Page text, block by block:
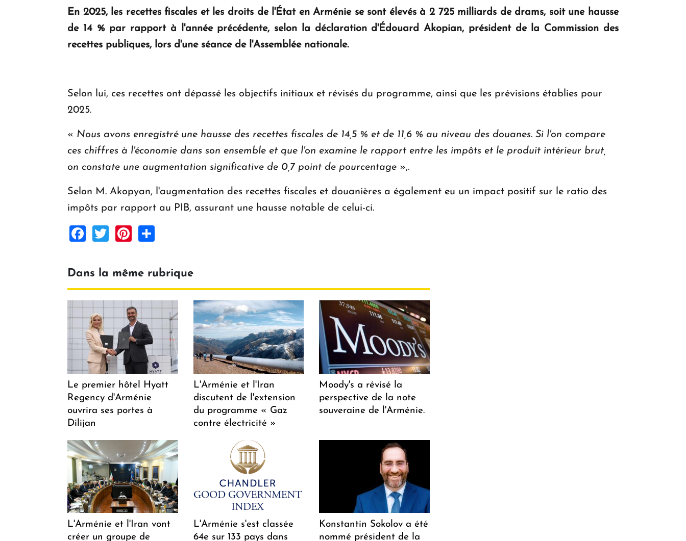
En 2025, les recettes fiscales et les droits de l'État en Arménie se sont élevés à 2 725 milliards de drams, soit une hausse
de 14 % par rapport à l'année précédente, selon la déclaration d'Édouard Akopian, président de la Commission des
recettes publiques, lors d'une séance de l'Assemblée nationale.
Selon lui, ces recettes ont dépassé les objectifs initiaux et révisés du programme, ainsi que les prévisions établies pour
2025.
« Nous avons enregistré une hausse des recettes fiscales de 14,5 % et de 11,6 % au niveau des douanes. Si l'on compare
ces chiffres à l'économie dans son ensemble et que l'on examine le rapport entre les impôts et le produit intérieur brut,
on constate une augmentation significative de 0,7 point de pourcentage »,.
Selon M. Akopyan, l'augmentation des recettes fiscales et douanières a également eu un impact positif sur le ratio des
impôts par rapport au PIB, assurant une hausse notable de celui-ci.
Facebook
TwitterPinterest
Dans la même rubrique
Le premier hôtel Hyatt
Regency d'Arménie
ouvrira ses portes à
Dilijan
L'Arménie et l'Iran
discutent de l'extension
du programme « Gaz
contre électricité »
Moody's a révisé la
perspective de la note
souveraine de l'Arménie.
L'Arménie et l'Iran vont
créer un groupe de
L'Arménie s'est classée
64e sur 133 pays dans
Konstantin Sokolov a été
nommé président de la